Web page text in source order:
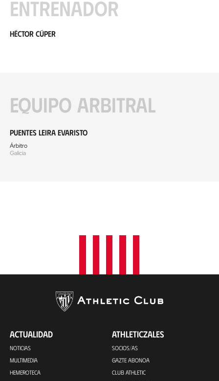
Entrenador
Héctor Cúper
Equipo arbitral
Puentes Leira Evaristo
Árbitro
Galicia
ACTUALIDAD
NOTICIAS
MULTIMEDIA
HEMEROTECA
ATHLETICZALES
SOCIOS/AS
GAZTE ABONOA
CLUB ATHLETIC